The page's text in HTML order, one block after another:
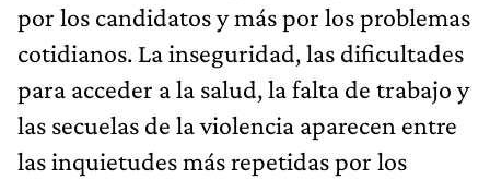
por los candidatos y más por los problemas
cotidianos. La inseguridad, las dificultades
para acceder a la salud, la falta de trabajo y
las secuelas de la violencia aparecen entre
las inquietudes más repetidas por los